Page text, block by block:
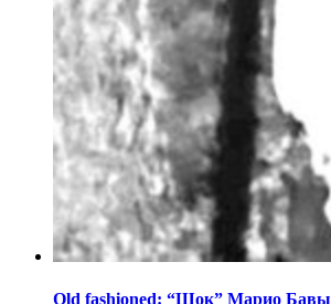
Old fashioned: “Шок” Марио Бавы